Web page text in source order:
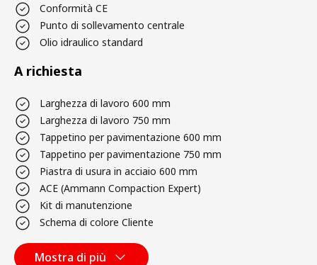
Conformità CE
Punto di sollevamento centrale
Olio idraulico standard
A richiesta
Larghezza di lavoro 600 mm
Larghezza di lavoro 750 mm
Tappetino per pavimentazione 600 mm
Tappetino per pavimentazione 750 mm
Piastra di usura in acciaio 600 mm
ACE (Ammann Compaction Expert)
Kit di manutenzione
Schema di colore Cliente
Mostra di più